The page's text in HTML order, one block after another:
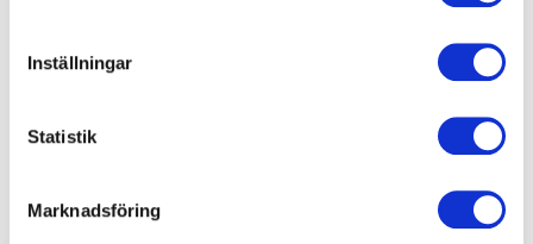
Inställningar
Statistik
Marknadsföring